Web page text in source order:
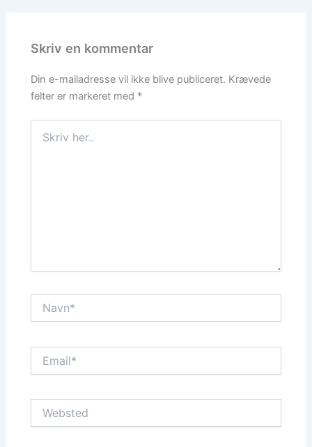
Skriv en kommentar
Din e-mailadresse vil ikke blive publiceret. Krævede
felter er markeret med *
her..